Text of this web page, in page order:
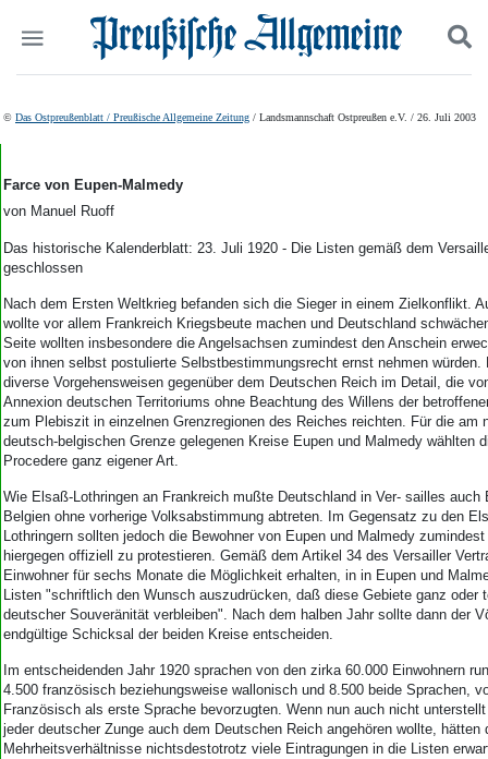
Start
Aktuelle Ausgabe
Abonnenten-Login
Abonnent werden
Abo Prämien
Archiv
Mediadaten
Politik
Geschichte
Pommern
Berlin-Brandenburg
Schlesien
Danzig und Westpreußen
Bücher
Impressum
Datenschutz
Suchen und finden
© Das Ostpreußenblatt / Preußische Allgemeine Zeitung / Landsmannschaft Ostpreußen e.V. / 26. Juli 2003
Farce von Eupen-Malmedy
von Manuel Ruoff
Das historische Kalenderblatt: 23. Juli 1920 - Die Listen gemäß dem
geschlossen
Nach dem Ersten Weltkrieg befanden sich die Sieger in einem Zielkonflikt.
wollte vor allem Frankreich Kriegsbeute machen und Deutschland
Seite wollten insbesondere die Angelsachsen zumindest den Anschein
von ihnen selbst postulierte Selbstbestimmungsrecht ernst nehmen würden.
diverse Vorgehensweisen gegenüber dem Deutschen Reich im Detail, die
Annexion deutschen Territoriums ohne Beachtung des Willens der
zum Plebiszit in einzelnen Grenzregionen des Reiches reichten. Für die am
deutsch-belgischen Grenze gelegenen Kreise Eupen und Malmedy wählten
Procedere ganz eigener Art.
Wie Elsaß-Lothringen an Frankreich mußte Deutschland in Ver- sailles auch
Belgien ohne vorherige Volksabstimmung abtreten. Im Gegensatz zu den
Lothringern sollten jedoch die Bewohner von Eupen und Malmedy
hiergegen offiziell zu protestieren. Gemäß dem Artikel 34 des Versailler
Einwohner für sechs Monate die Möglichkeit erhalten, in in Eupen und
Listen "schriftlich den Wunsch auszudrücken, daß diese Gebiete ganz oder
deutscher Souveränität verbleiben". Nach dem halben Jahr sollte dann der
endgültige Schicksal der beiden Kreise entscheiden.
Im entscheidenden Jahr 1920 sprachen von den zirka 60.000 Einwohnern
4.500 französisch beziehungsweise wallonisch und 8.500 beide Sprachen,
Französisch als erste Sprache bevorzugten. Wenn nun auch nicht
jeder deutscher Zunge auch dem Deutschen Reich angehören wollte, hätten
Mehrheitsverhältnisse nichtsdestotrotz viele Eintragungen in die Listen